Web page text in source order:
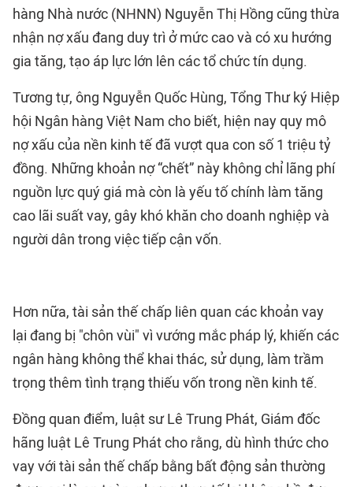
hàng Nhà nước (NHNN) Nguyễn Thị Hồng cũng thừa
nhận nợ xấu đang duy trì ở mức cao và có xu hướng
gia tăng, tạo áp lực lớn lên các tổ chức tín dụng.
Tương tự, ông Nguyễn Quốc Hùng, Tổng Thư ký Hiệp
hội Ngân hàng Việt Nam cho biết, hiện nay quy mô
nợ xấu của nền kinh tế đã vượt qua con số 1 triệu tỷ
đồng. Những khoản nợ “chết” này không chỉ lãng phí
nguồn lực quý giá mà còn là yếu tố chính làm tăng
cao lãi suất vay, gây khó khăn cho doanh nghiệp và
người dân trong việc tiếp cận vốn.
Hơn nữa, tài sản thế chấp liên quan các khoản vay
lại đang bị "chôn vùi" vì vướng mắc pháp lý, khiến các
ngân hàng không thể khai thác, sử dụng, làm trầm
trọng thêm tình trạng thiếu vốn trong nền kinh tế.
Đồng quan điểm, luật sư Lê Trung Phát, Giám đốc
hãng luật Lê Trung Phát cho rằng, dù hình thức cho
vay với tài sản thế chấp bằng bất động sản thường